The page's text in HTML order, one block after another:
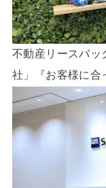
不動産リースバッ
社」『お客様に合